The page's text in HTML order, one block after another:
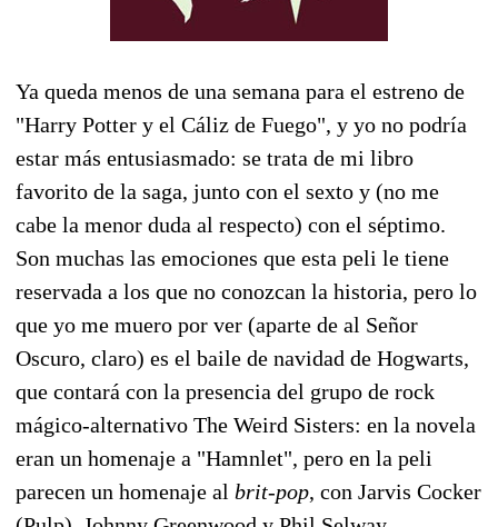
Ya queda menos de una semana para el estreno de
"Harry Potter y el Cáliz de Fuego", y yo no podría
estar más entusiasmado: se trata de mi libro
favorito de la saga, junto con el sexto y (no me
cabe la menor duda al respecto) con el séptimo.
Son muchas las emociones que esta peli le tiene
reservada a los que no conozcan la historia, pero lo
que yo me muero por ver (aparte de al Señor
Oscuro, claro) es el baile de navidad de Hogwarts,
que contará con la presencia del grupo de rock
mágico-alternativo The Weird Sisters: en la novela
eran un homenaje a "Hamnlet", pero en la peli
parecen un homenaje al brit-pop, con Jarvis Cocker